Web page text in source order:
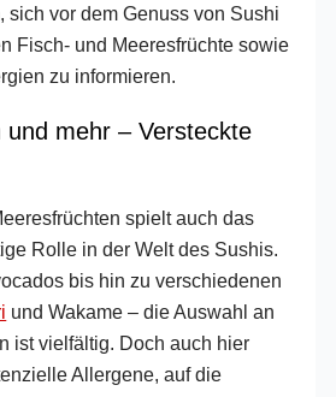
sich vor dem Genuss von Sushi
Fisch- und Meeresfrüchte sowie
zu informieren.
und mehr – Versteckte
spielt auch das
Rolle in der Welt des Sushis.
bis hin zu verschiedenen
und Wakame – die Auswahl an
ist vielfältig. Doch auch hier
Allergene, auf die